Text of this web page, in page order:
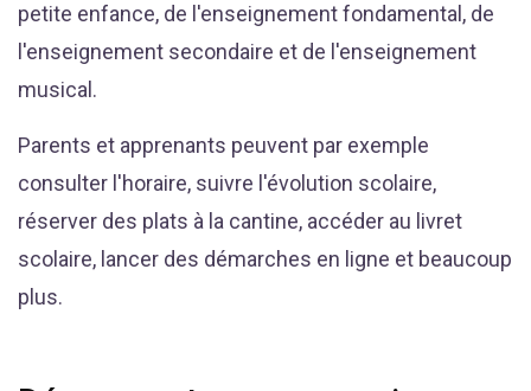
petite enfance, de l'enseignement fondamental, de
l'enseignement secondaire et de l'enseignement
musical.
Parents et apprenants peuvent par exemple
consulter l'horaire, suivre l'évolution scolaire,
réserver des plats à la cantine, accéder au livret
scolaire, lancer des démarches en ligne et beaucoup
plus.